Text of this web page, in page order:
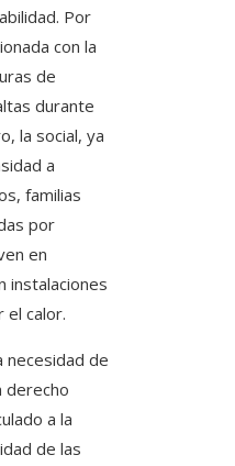
Por
con la
de
durante
la social, ya
a
familias
por
en
instalaciones
el calor.
necesidad de
derecho
a la
de las